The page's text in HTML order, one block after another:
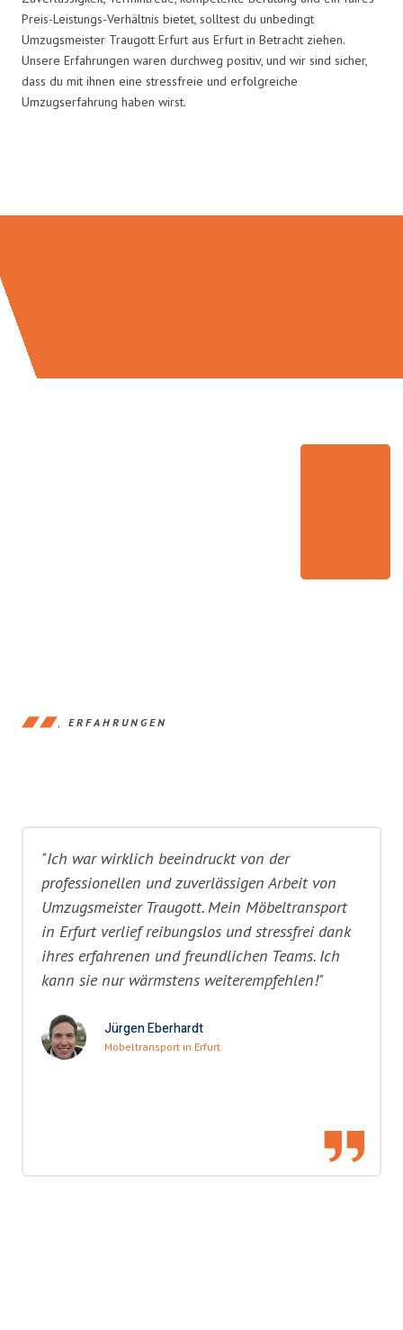
Preis-Leistungs-Verhältnis bietet, solltest du unbedingt
Umzugsmeister Traugott Erfurt aus Erfurt in Betracht ziehen.
Unsere Erfahrungen waren durchweg positiv, und wir sind sicher,
dass du mit ihnen eine stressfreie und erfolgreiche
Umzugserfahrung haben wirst.
ERFAHRUNGEN
"Ich war wirklich beeindruckt von der
professionellen und zuverlässigen Arbeit von
Umzugsmeister Traugott. Mein Möbeltransport
in Erfurt verlief reibungslos und stressfrei dank
ihres erfahrenen und freundlichen Teams. Ich
kann sie nur wärmstens weiterempfehlen!"
Jürgen Eberhardt
Möbeltransport in Erfurt